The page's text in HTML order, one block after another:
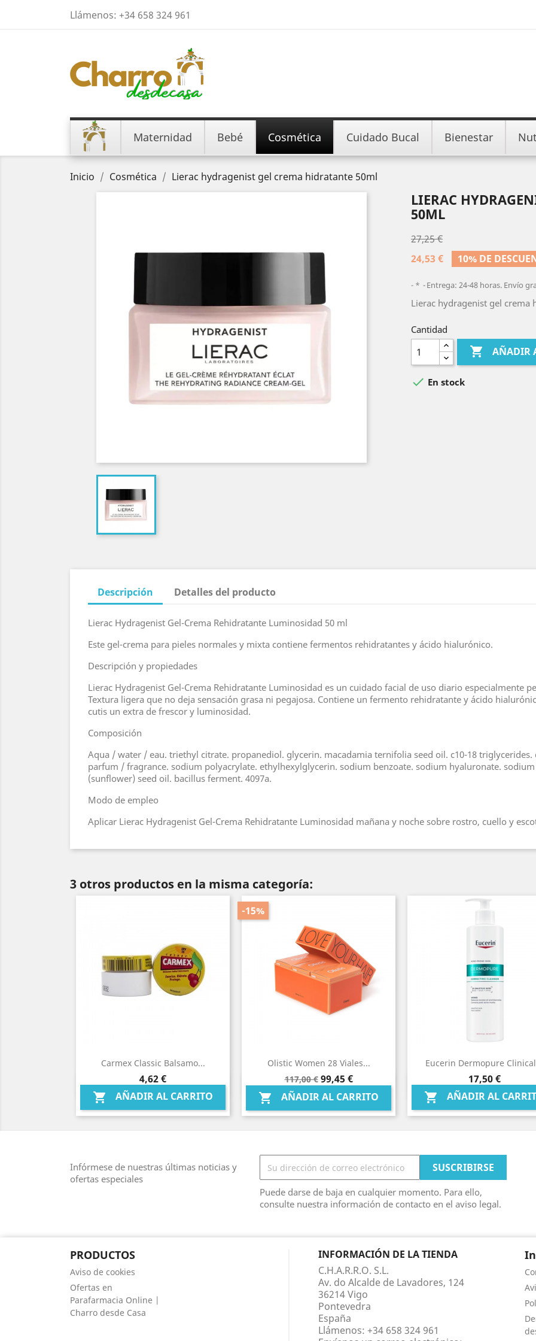
Llámenos: +34 658 324 961
Maternidad Bebé Cosmética Cuidado Bucal Bienestar
Inicio Cosmética Lierac hydragenist gel crema hidratante 50ml
LIERAC
50ML
27,25 €
24,53 €
10% DE
* Entrega: 24-48 horas. Envío
Lierac hydragenist gel crema
Cantidad
 AÑADIR
 En stock
Descripción Detalles del producto
Lierac Hydragenist Gel-Crema Rehidratante Luminosidad 50 ml
Este gel-crema para pieles normales y mixta contiene fermentos rehidratantes y ácido hialurónico.
Descripción y propiedades
Lierac Hydragenist Gel-Crema Rehidratante Luminosidad es un cuidado facial de uso diario especialmente
Textura ligera que no deja sensación grasa ni pegajosa. Contiene un fermento rehidratante y ácido
cutis un extra de frescor y luminosidad.
Composición
Aqua / water / eau. triethyl citrate. propanediol. glycerin. macadamia ternifolia seed oil. c10-18
parfum / fragrance. sodium polyacrylate. ethylhexylglycerin. sodium benzoate. sodium hyaluronate.
(sunflower) seed oil. bacillus ferment. 4097a.
Modo de empleo
Aplicar Lierac Hydragenist Gel-Crema Rehidratante Luminosidad mañana y noche sobre rostro, cuello y
3 otros productos en la misma categoría:
Carmex Classic Balsamo...
Precio
4,62 €
 AÑADIR AL CARRITO
Vista rápida
Olistic Women 28 Viales...
Precio
base
117,00 €
-15%
Precio
99,45 €
 AÑADIR AL CARRITO
Vista rápida
Eucerin Dermopure
Precio
17,50 €
 AÑADIR AL
Vista rápida
Infórmese de nuestras últimas noticias y
ofertas especiales
Puede darse de baja en cualquier momento. Para ello,
consulte nuestra información de contacto en el aviso legal.
PRODUCTOS
Aviso de cookies
Ofertas en
Parafarmacia Online |
Charro desde Casa
INFORMACIÓN DE LA TIENDA
C.H.A.R.R.O. S.L.
Av. do Alcalde de Lavadores, 124
36214 Vigo
Pontevedra
España
Llámenos: +34 658 324 961